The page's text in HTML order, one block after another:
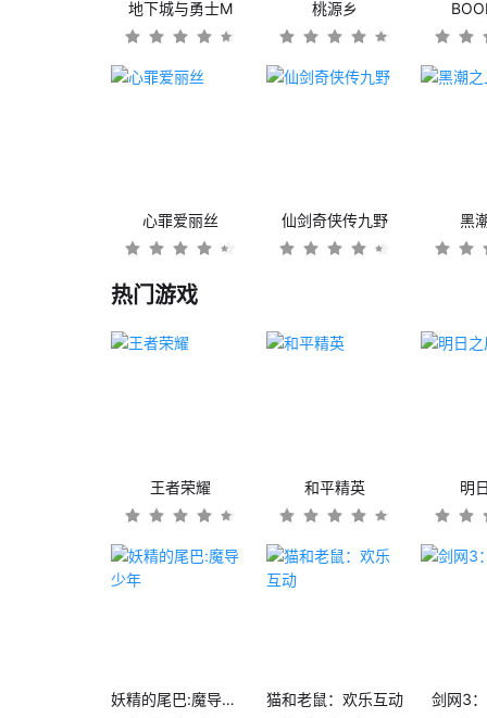
地下城与勇士M 桃源乡
心罪爱丽丝 仙剑奇侠传九野 黑
热门游戏
王者荣耀 和平精英 明
妖精的尾巴:魔导少年 猫和老鼠：欢乐互动 剑网3